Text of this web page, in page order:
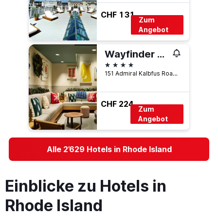
CHF 131
Zum
Angebot
Wayfinder Newport
4 Sterne
151 Admiral Kalbfus Road, Newport, RI, USA
CHF 224
Zum
Angebot
Alle 2’629 Hotels in Rhode Island
Einblicke zu Hotels in
Rhode Island